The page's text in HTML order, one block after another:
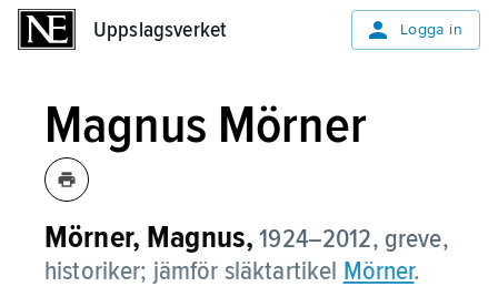
Uppslagsverket Logga in
Magnus Mörner
Mörner, Magnus, 1924–2012, greve,
historiker; jämför släktartikel Mörner.